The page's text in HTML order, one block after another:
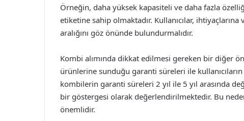
Örneğin, daha yüksek kapasiteli ve daha fazla
etiketine sahip olmaktadır. Kullanıcılar,
aralığını göz önünde bulundurmalıdır.
Kombi alımında dikkat edilmesi gereken bir diğer
ürünlerine sunduğu garanti süreleri ile
kombilerin garanti süreleri 2 yıl ile 5 yıl arasında
bir göstergesi olarak değerlendirilmektedir. Bu
önemlidir.